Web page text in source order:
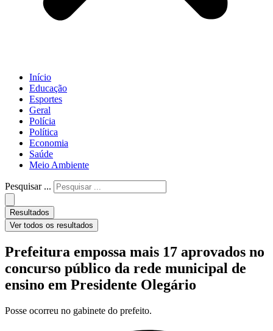
Início
Educação
Esportes
Geral
Polícia
Política
Economia
Saúde
Meio Ambiente
Pesquisar ...
Resultados
Ver todos os resultados
Prefeitura empossa mais 17 aprovados no
concurso público da rede municipal de
ensino em Presidente Olegário
Posse ocorreu no gabinete do prefeito.